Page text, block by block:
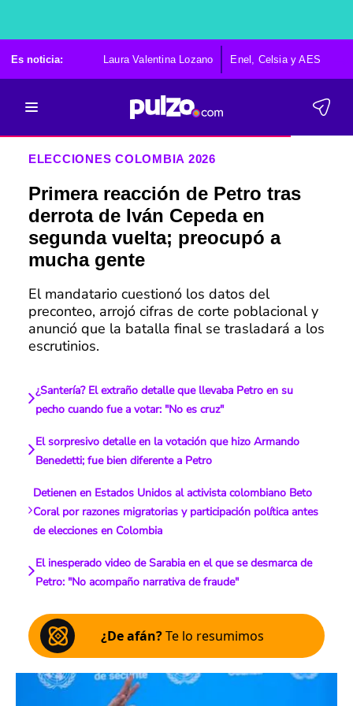
Es noticia: Laura Valentina Lozano Enel, Celsia y AES
ELECCIONES COLOMBIA 2026
Primera reacción de Petro tras
derrota de Iván Cepeda en
segunda vuelta; preocupó a
mucha gente
El mandatario cuestionó los datos del
preconteo, arrojó cifras de corte poblacional y
anunció que la batalla final se trasladará a los
escrutinios.
¿Santería? El extraño detalle que llevaba Petro en su
pecho cuando fue a votar: "No es cruz"
El sorpresivo detalle en la votación que hizo Armando
Benedetti; fue bien diferente a Petro
Detienen en Estados Unidos al activista colombiano Beto
Coral por razones migratorias y participación política antes
de elecciones en Colombia
El inesperado video de Sarabia en el que se desmarca de
Petro: "No acompaño narrativa de fraude"
¿De afán?Te lo resumimos